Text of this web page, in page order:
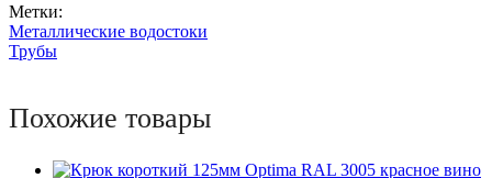
Метки:
Металлические водостоки
Трубы
Похожие товары